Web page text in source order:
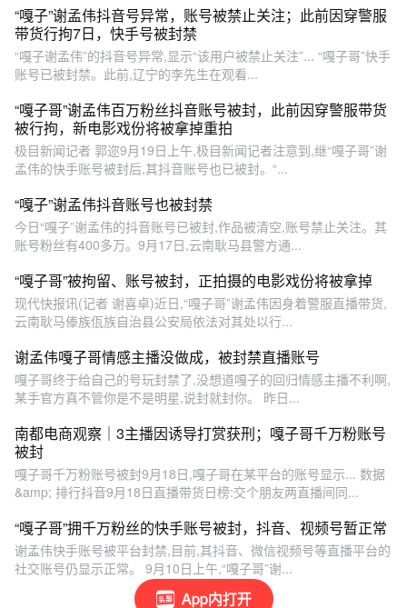
App内打开
“嘎子”谢孟伟抖音号异常，账号被禁止关注；此前因穿警服
带货行拘7日，快手号被封禁
“嘎子谢孟伟”的抖音号异常,显示“该用户被禁止关注”... “嘎子哥”快手
账号已被封禁。此前,辽宁的李先生在观看...
“嘎子哥”谢孟伟百万粉丝抖音账号被封，此前因穿警服带货
被行拘，新电影戏份将被拿掉重拍
极目新闻记者 郭迩9月19日上午,极目新闻记者注意到,继“嘎子哥”谢
孟伟的快手账号被封后,其抖音账号也已被封。“...
“嘎子”谢孟伟抖音账号也被封禁
今日“嘎子”谢孟伟的抖音账号已被封,作品被清空,账号禁止关注。其
账号粉丝有400多万。9月17日,云南耿马县警方通...
“嘎子哥”被拘留、账号被封，正拍摄的电影戏份将被拿掉
现代快报讯(记者 谢喜卓)近日,“嘎子哥”谢孟伟因身着警服直播带货,
云南耿马傣族佤族自治县公安局依法对其处以行...
谢孟伟嘎子哥情感主播没做成，被封禁直播账号
嘎子哥终于给自己的号玩封禁了,没想道嘎子的回归情感主播不利啊,
某手官方真不管你是不是明星,说封就封你。 昨日...
南都电商观察｜3主播因诱导打赏获刑；嘎子哥千万粉账号
被封
嘎子哥千万粉账号被封9月18日,嘎子哥在某平台的账号显示... 数据
&amp; 排行抖音9月18日直播带货日榜:交个朋友两直播间同...
“嘎子哥”拥千万粉丝的快手账号被封，抖音、视频号暂正常
谢孟伟快手账号被平台封禁,目前,其抖音、微信视频号等直播平台的
社交账号仍显示正常。 9月10日上午,“嘎子哥”谢...